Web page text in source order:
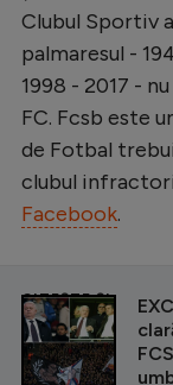
Clubul Sportiv
palmaresul -
1998 - 2017 -
FC. Fcsb este
de Fotbal
clubul
Facebook.
CITEȘTE ȘI